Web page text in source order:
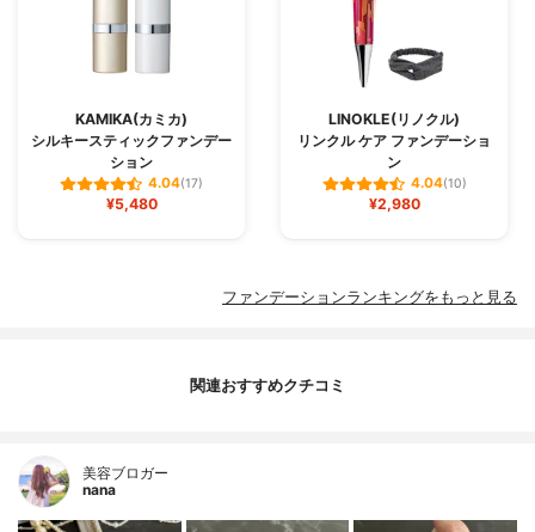
KAMIKA(カミカ)
シルキースティックファンデー
ション
4.04(17)
¥5,480
LINOKLE(リノクル)
リンクル ケア ファンデーショ
ン
4.04(10)
¥2,980
ファンデーションランキングをもっと見る
関連おすすめクチコミ
美容ブロガー
nana